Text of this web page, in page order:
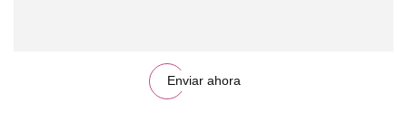
Enviar ahora